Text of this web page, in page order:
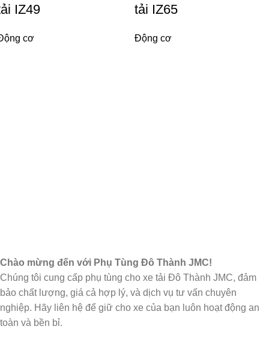
IZ49
cơ
tải IZ65
Động cơ
Chào mừng đến với Phụ Tùng Đô Thành JMC!
Chúng tôi cung cấp phụ tùng cho xe tải Đô Thành JMC, đảm
bảo chất lượng, giá cả hợp lý, và dịch vụ tư vấn chuyên
nghiệp. Hãy liên hệ để giữ cho xe của bạn luôn hoạt động an
toàn và bền bỉ.